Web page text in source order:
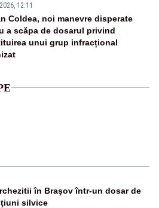
12:11
Coldea, noi manevre disperate
a scăpa de dosarul privind
unui grup infracțional
în Braşov într-un dosar de
silvice